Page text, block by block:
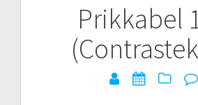
Prikkabel
Bericht
navigatie